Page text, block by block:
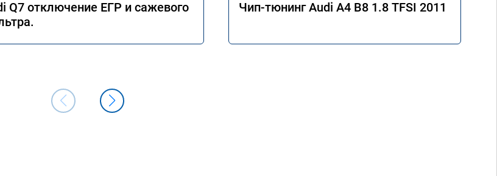
Q7 отключение ЕГР и сажевого
Чип-тюнинг Audi A4 B8 1.8 TFSI 2011